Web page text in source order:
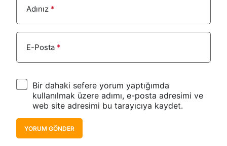
Adınız *
E-Posta *
Bir dahaki sefere yorum yaptığımda
kullanılmak üzere adımı, e-posta adresimi ve
web site adresimi bu tarayıcıya kaydet.
YORUM GÖNDER